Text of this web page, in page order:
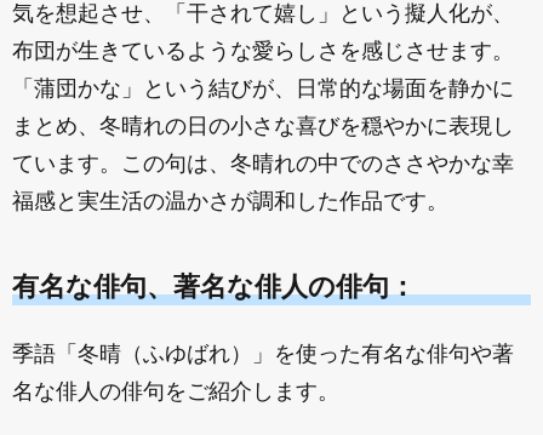
気を想起させ、「干されて嬉し」という擬人化が、
布団が生きているような愛らしさを感じさせます。
「蒲団かな」という結びが、日常的な場面を静かに
まとめ、冬晴れの日の小さな喜びを穏やかに表現し
ています。この句は、冬晴れの中でのささやかな幸
福感と実生活の温かさが調和した作品です。
有名な俳句、著名な俳人の俳句：
季語「冬晴（ふゆばれ）」を使った有名な俳句や著
名な俳人の俳句をご紹介します。